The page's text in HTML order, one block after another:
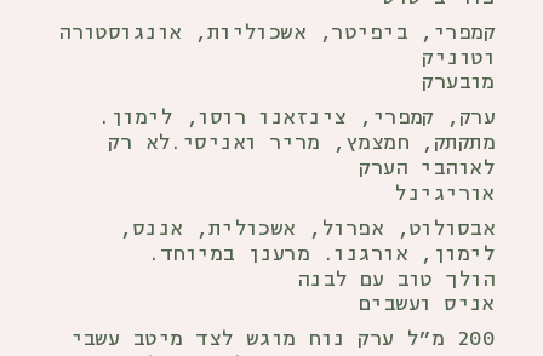
קמפרי, ביפיטר, אשכוליות, אונגוסטורה
וטוניק
מובערק
ערק, קמפרי, צינזאנו רוסו, לימון.
מתקתק, חמצמץ, מריר ואניסי. לא רק
לאוהבי הערק
אוריגינל
אבסולוט, אפרול, אשכולית, אננס,
לימון, אורגנו. מרענן במיוחד.
הולך טוב עם לבנה
אניס ועשבים
200 מ״ל ערק נוח מוגש לצד מיטב עשבי